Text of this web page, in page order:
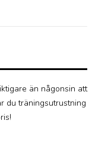
än någonsin att
du träningsutrustning